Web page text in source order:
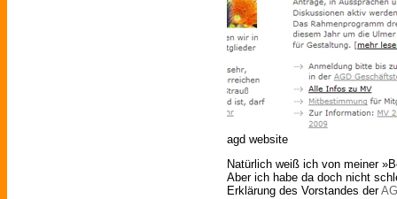
agd website
Natürlich weiß ich von meiner
Aber ich habe da doch nicht
Erklärung des Vorstandes der